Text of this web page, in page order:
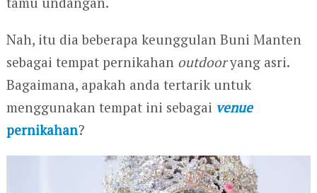
Nah, itu dia beberapa keunggulan Buni Manten
sebagai tempat pernikahan outdooryang asri.
Bagaimana, apakah anda tertarik untuk
menggunakan tempat ini sebagai venue
pernikahan?